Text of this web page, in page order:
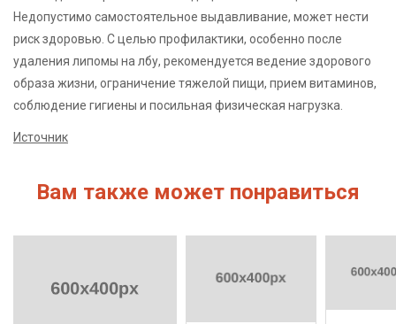
Недопустимо самостоятельное выдавливание, может нести
риск здоровью. С целью профилактики, особенно после
удаления липомы на лбу, рекомендуется ведение здорового
образа жизни, ограничение тяжелой пищи, прием витаминов,
соблюдение гигиены и посильная физическая нагрузка.
Источник
Вам также может понравиться